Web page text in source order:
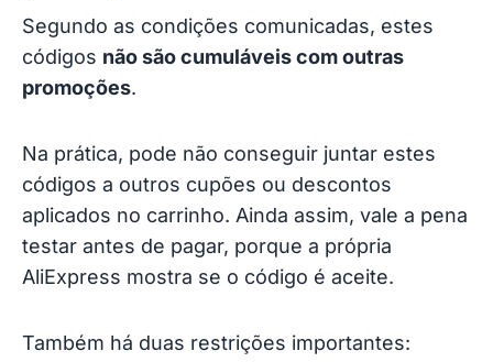
Segundo as condições comunicadas, estes
códigos não são cumuláveis com outras
promoções.
Na prática, pode não conseguir juntar estes
códigos a outros cupões ou descontos
aplicados no carrinho. Ainda assim, vale a pena
testar antes de pagar, porque a própria
AliExpress mostra se o código é aceite.
Também há duas restrições importantes: